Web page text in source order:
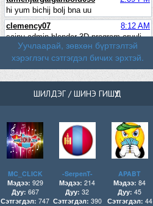
Уучлаарай, зөвхөн бүртгэлтэй
хэрэглэгч сэтгэгдэл бичих эрхтэй.
ШИЛДЭГ / ШИНЭ ГИШҮҮД
MC_CLICK
Мэдээ: 929
Дуу: 667
Сэтгэгдэл:747
-SerpenT-
Мэдээ: 214
Дуу: 32
Сэтгэгдэл: 390
APABT
Мэдээ: 84
Дуу: 45
Сэтгэгдэл: 44